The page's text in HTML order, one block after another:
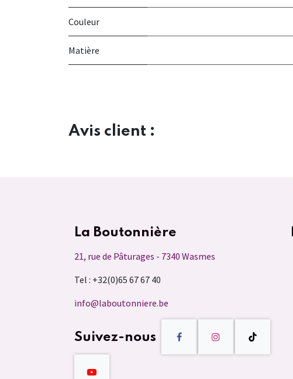
Couleur
Matière
Avis client :
La Boutonnière
21, rue de Pâturages - 7340 Wasmes
Tel : +32(0)65 67 67 40
info@laboutonniere.be
Suivez-nous